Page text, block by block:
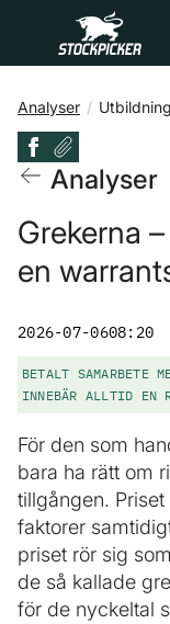
Gå till
Analyser
Analyser
Grekerna
en
2026-07-0608:20
BETALT SAMARBETE
INNEBÄR ALLTID EN
För den som
bara ha rätt om
tillgången.
faktorer
priset rör sig
de så kallade
för de nyckeltal